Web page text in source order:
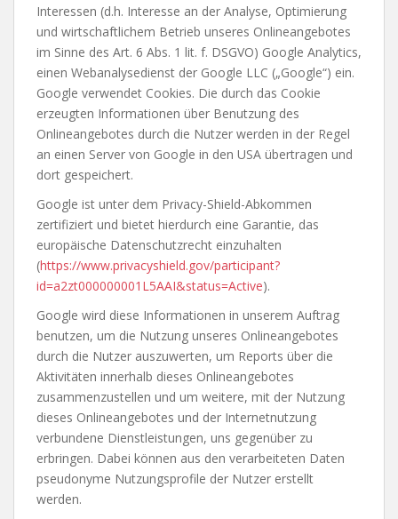
Interessen (d.h. Interesse an der Analyse, Optimierung
und wirtschaftlichem Betrieb unseres Onlineangebotes
im Sinne des Art. 6 Abs. 1 lit. f. DSGVO) Google Analytics,
einen Webanalysedienst der Google LLC („Google“) ein.
Google verwendet Cookies. Die durch das Cookie
erzeugten Informationen über Benutzung des
Onlineangebotes durch die Nutzer werden in der Regel
an einen Server von Google in den USA übertragen und
dort gespeichert.
Google ist unter dem Privacy-Shield-Abkommen
zertifiziert und bietet hierdurch eine Garantie, das
europäische Datenschutzrecht einzuhalten
(https://www.privacyshield.gov/participant?
id=a2zt000000001L5AAI&status=Active).
Google wird diese Informationen in unserem Auftrag
benutzen, um die Nutzung unseres Onlineangebotes
durch die Nutzer auszuwerten, um Reports über die
Aktivitäten innerhalb dieses Onlineangebotes
zusammenzustellen und um weitere, mit der Nutzung
dieses Onlineangebotes und der Internetnutzung
verbundene Dienstleistungen, uns gegenüber zu
erbringen. Dabei können aus den verarbeiteten Daten
pseudonyme Nutzungsprofile der Nutzer erstellt
werden.